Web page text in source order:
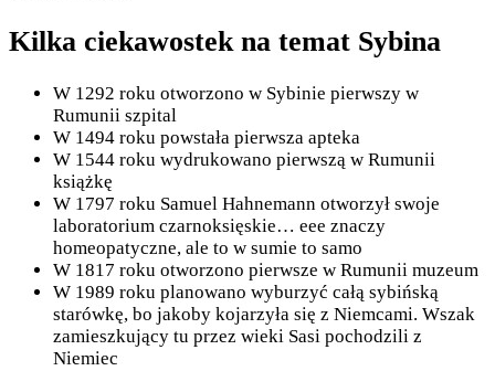
Kilka ciekawostek na temat Sybina
W 1292 roku otworzono w Sybinie pierwszy w
Rumunii szpital
W 1494 roku powstała pierwsza apteka
W 1544 roku wydrukowano pierwszą w Rumunii
książkę
W 1797 roku Samuel Hahnemann otworzył swoje
laboratorium czarnoksięskie… eee znaczy
homeopatyczne, ale to w sumie to samo
W 1817 roku otworzono pierwsze w Rumunii muzeum
W 1989 roku planowano wyburzyć całą sybińską
starówkę, bo jakoby kojarzyła się z Niemcami. Wszak
zamieszkujący tu przez wieki Sasi pochodzili z
Niemiec